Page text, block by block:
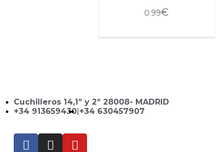
0.99€
Cuchilleros 14,1º y 2º 28008- MADRID
+34 913659430|+34 630457907